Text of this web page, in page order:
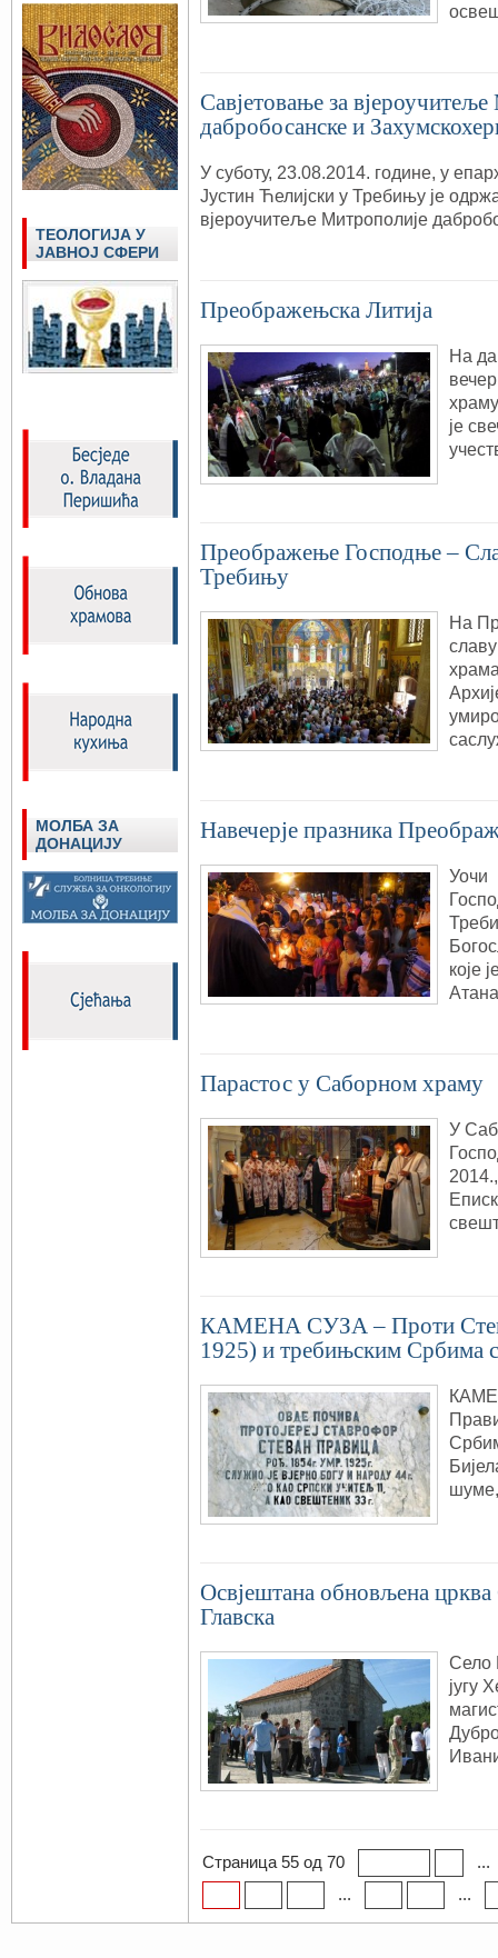
Савјетовање за
дабробосанске и
У суботу, 23.08.2014. године, у
Јустин Ћелијски у Требињу је
вјероучитеље Митрополије
Преображењска Литија
На
је
Преображење Господње –
Требињу
На
Навечерје празника
Уочи
које
Парастос у Саборном храму
У
КАМЕНА СУЗА – Проти
1925) и требињским Србима
Освјештана обновљена
Главска
Село
југу
Страница 55 од 70
...
... ...
ТЕОЛОГИЈА У
ЈАВНОЈ СФЕРИ
МОЛБА ЗА
ДОНАЦИЈУ